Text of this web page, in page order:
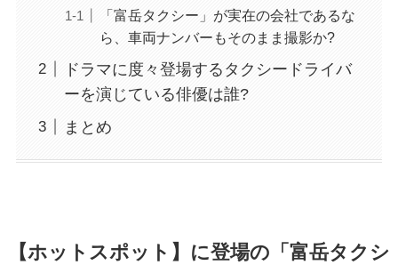
「富岳タクシー」が実在の会社であるな
ら、車両ナンバーもそのまま撮影か?
ドラマに度々登場するタクシードライバ
ーを演じている俳優は誰?
まとめ
【ホットスポット】に登場の「富岳タクシ